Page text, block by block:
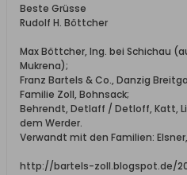
Beste Grüsse
Rudolf H. Böttcher
Max Böttcher, Ing. bei Schichau
Mukrena);
Franz Bartels & Co., Danzig
Familie Zoll, Bohnsack;
Behrendt, Detlaff / Detloff, Katt,
dem Werder.
Verwandt mit den Familien: Elsner,
http://bartels-zoll.blogspot.de/